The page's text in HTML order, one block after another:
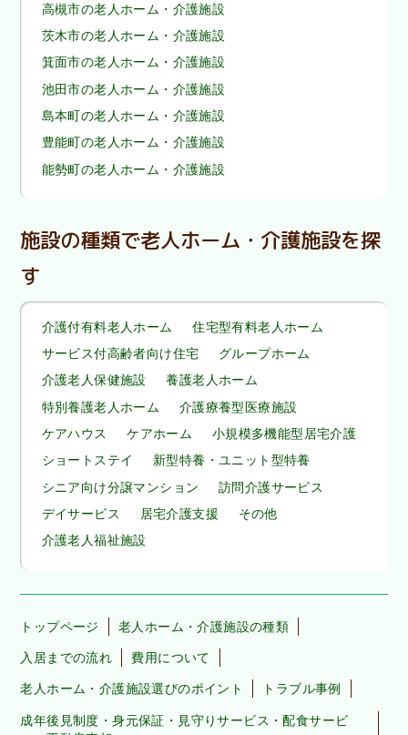
高槻市の老人ホーム・介護施設
茨木市の老人ホーム・介護施設
箕面市の老人ホーム・介護施設
池田市の老人ホーム・介護施設
島本町の老人ホーム・介護施設
豊能町の老人ホーム・介護施設
能勢町の老人ホーム・介護施設
施設の種類で老人ホーム・介護施設を探
す
介護付有料老人ホーム
住宅型有料老人ホーム
サービス付高齢者向け住宅
グループホーム
介護老人保健施設
養護老人ホーム
特別養護老人ホーム
介護療養型医療施設
ケアハウス
ケアホーム
小規模多機能型居宅介護
ショートステイ
新型特養・ユニット型特養
シニア向け分譲マンション
訪問介護サービス
デイサービス
居宅介護支援
その他
介護老人福祉施設
トップページ 老人ホーム・介護施設の種類
入居までの流れ 費用について
老人ホーム・介護施設選びのポイント トラブル事例
成年後見制度・身元保証・見守りサービス・配食サービ